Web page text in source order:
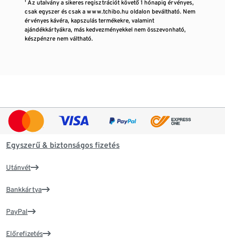
¹ Az utalvány a sikeres regisztrációt követő 1 hónapig érvényes,
csak egyszer és csak a www.tchibo.hu oldalon beváltható. Nem
érvényes kávéra, kapszulás termékekre, valamint
ajándékkártyákra, más kedvezményekkel nem összevonható,
készpénzre nem váltható.
Egyszerű & biztonságos fizetés
Utánvét
Bankkártya
PayPal
Előrefizetés